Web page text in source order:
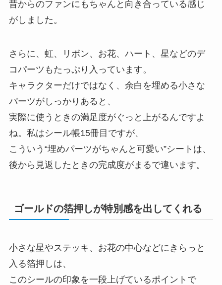
昔からのファンにもちゃんと向き合っている感じ
がしました。
さらに、虹、リボン、お花、ハート、星などのデ
コパーツもたっぷり入っています。
キャラクターだけではなく、余白を埋める小さな
パーツがしっかりあると、
実際に使うときの満足度がぐっと上がるんですよ
ね。私はシール帳15冊目ですが、
こういう“埋めパーツがちゃんと可愛い”シートは、
後から見返したときの完成度がまるで違います。
ゴールドの箔押しが特別感を出してくれる
小さな星やステッキ、お花の中心などにきらっと
入る箔押しは、
このシールの印象を一段上げているポイントで